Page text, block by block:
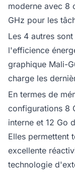
moderne avec 8
GHz pour les
Les 4 autres
l'efficience
graphique Mali-
charge les
En termes de
configurations 8
interne et 12 Go
Elles permettent
excellente
technologie